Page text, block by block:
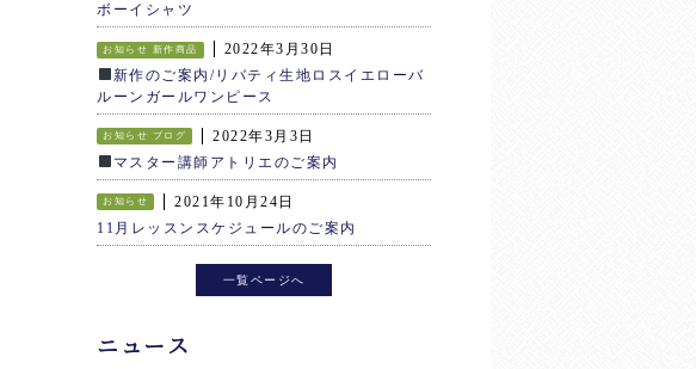
ボーイシャツ
お知らせ 新作商品
2022年3月30日
新作のご案内/リバティ生地ロスイエローバ
ルーンガールワンピース
お知らせ ブログ
2022年3月3日
マスター講師アトリエのご案内
お知らせ
2021年10月24日
11月レッスンスケジュールのご案内
一覧ページへ
ニュース